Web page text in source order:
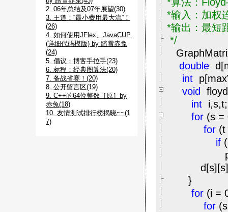
*输入：加权
*输出：最短
*/
double
int
void
int i,s,t;
for (s =
for (t
if
d[s][s]
}
for (i =
for (s
2. 06年总结及07年展望(30)
3. 王道：“最小费用最大流”！
(26)
4. 如何使用JFlex、JavaCUP
(详细代码模版) by 踏雪赤兔
(24)
5. 倡议：博客手拉手(23)
6. 标程：经典图算法(20)
7. 备战省赛！(20)
8. 公开留言区(19)
9. C++的64位整数［原］by
赤兔(18)
10. 友情测试排行榜揭晓~~(1
7)